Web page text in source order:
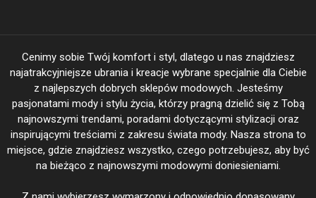
Cenimy sobie Twój komfort i styl, dlatego u nas znajdziesz
najatrakcyjniejsze ubrania i kreacje wybrane specjalnie dla Ciebie
z najlepszych dobrych sklepów modowych. Jesteśmy
pasjonatami mody i stylu życia, którzy pragną dzielić się z Tobą
najnowszymi trendami, poradami dotyczącymi stylizacji oraz
inspirującymi treściami z zakresu świata mody. Nasza strona to
miejsce, gdzie znajdziesz wszystko, czego potrzebujesz, aby być
na bieżąco z najnowszymi modowymi doniesieniami.